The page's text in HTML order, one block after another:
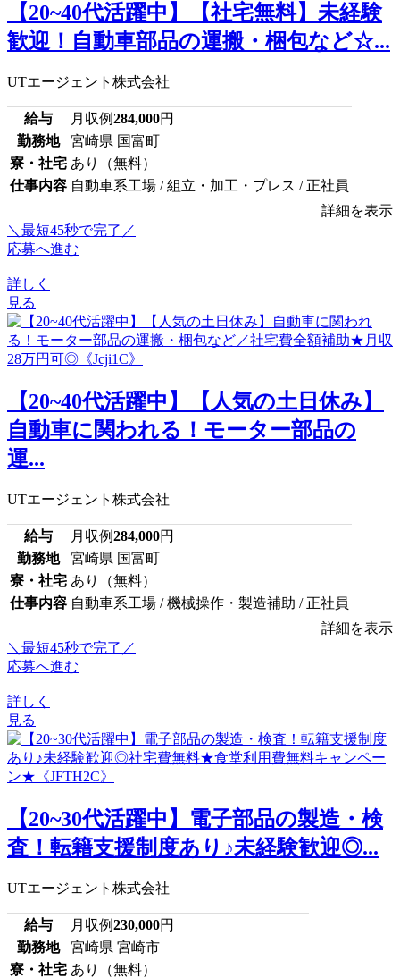
【20~40代活躍中】【社宅無料】未経験
歓迎！自動車部品の運搬・梱包など☆...
UTエージェント株式会社
給与 月収例284,000円
勤務地
宮崎県 国富町
寮・社宅 あり（無料）
仕事内容 自動車系工場 / 組立・加工・プレス / 正社員
詳細を表示
＼最短45秒で完了／
応募へ進む
詳しく
見る
【20~40代活躍中】【人気の土日休み】
自動車に関われる！モーター部品の
運...
UTエージェント株式会社
給与 月収例284,000円
勤務地
宮崎県 国富町
寮・社宅 あり（無料）
仕事内容 自動車系工場 / 機械操作・製造補助 / 正社員
詳細を表示
＼最短45秒で完了／
応募へ進む
詳しく
見る
【20~30代活躍中】電子部品の製造・検
査！転籍支援制度あり♪未経験歓迎◎...
UTエージェント株式会社
給与 月収例230,000円
勤務地
宮崎県 宮崎市
寮・社宅 あり（無料）